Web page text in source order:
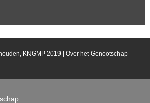
KNGMP 2019 | Over het Genootschap